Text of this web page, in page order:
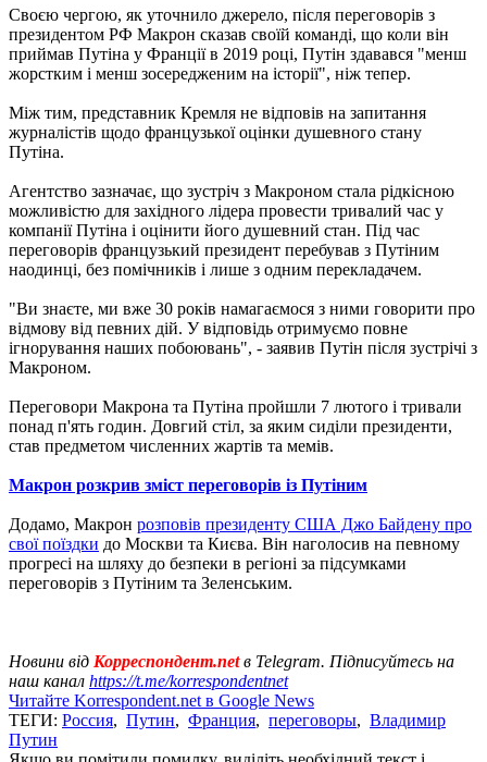
Своєю чергою, як уточнило джерело, після переговорів з
президентом РФ Макрон сказав своїй команді, що коли він
приймав Путіна у Франції в 2019 році, Путін здавався "менш
жорстким і менш зосередженим на історії", ніж тепер.
Між тим, представник Кремля не відповів на запитання
журналістів щодо французької оцінки душевного стану
Путіна.
Агентство зазначає, що зустріч з Макроном стала рідкісною
можливістю для західного лідера провести тривалий час у
компанії Путіна і оцінити його душевний стан. Під час
переговорів французький президент перебував з Путіним
наодинці, без помічників і лише з одним перекладачем.
"Ви знаєте, ми вже 30 років намагаємося з ними говорити про
відмову від певних дій. У відповідь отримуємо повне
ігнорування наших побоювань", - заявив Путін після зустрічі з
Макроном.
Переговори Макрона та Путіна пройшли 7 лютого і тривали
понад п'ять годин. Довгий стіл, за яким сиділи президенти,
став предметом численних жартів та мемів.
Макрон розкрив зміст переговорів із Путіним
Додамо, Макрон розповів президенту США Джо Байдену про
свої поїздки до Москви та Києва. Він наголосив на певному
прогресі на шляху до безпеки в регіоні за підсумками
переговорів з Путіним та Зеленським.
Новини від Корреспондент.netв Telegram. Підписуйтесь на
наш канал https://t.me/korrespondentnet
Читайте Korrespondent.net в Google News
ТЕГИ: Россия, Путин, Франция, переговоры, Владимир
Путин